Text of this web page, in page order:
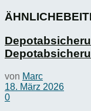
ÄHNLICHE
von Marc
18. März 2026
0